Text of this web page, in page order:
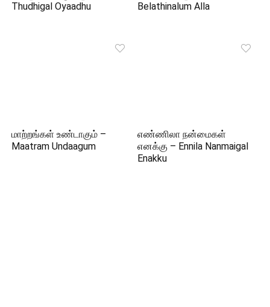
Thudhigal Oyaadhu
Belathinalum Alla
மாற்றங்கள் உண்டாகும் –
Maatram Undaagum
எண்ணிலா நன்மைகள்
எனக்கு – Ennila Nanmaigal
Enakku